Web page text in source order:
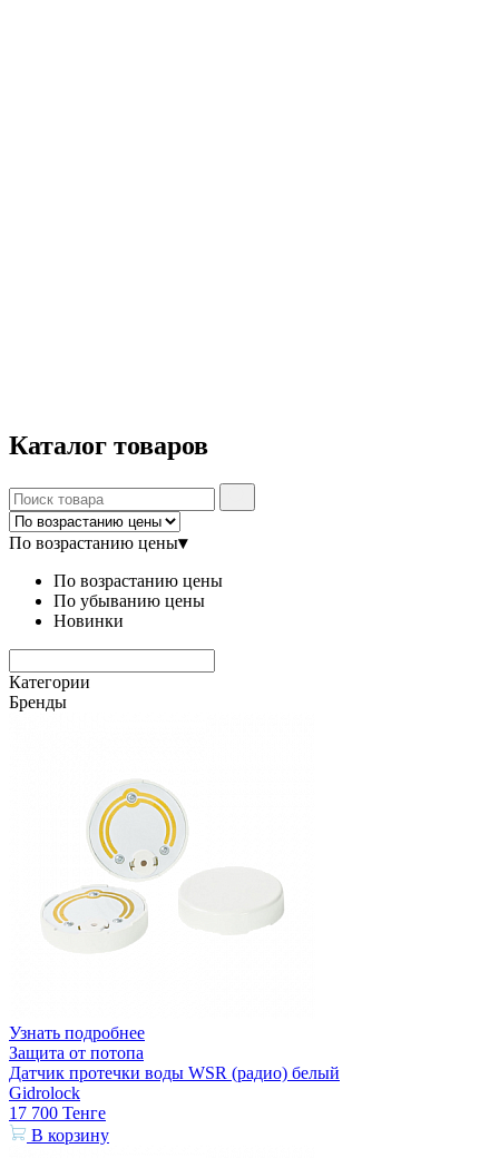
Каталог товаров
По возрастанию цены▾
По возрастанию цены
По убыванию цены
Новинки
Категории
Бренды
Узнать подробнее
Защита от потопа
Датчик протечки воды WSR (радио) белый
Gidrolock
17 700 Тенге
В корзину